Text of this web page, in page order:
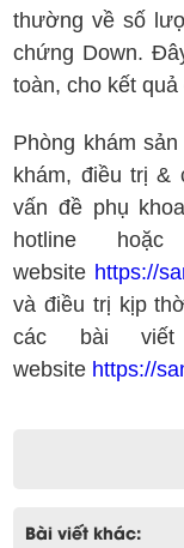
thường về số
chứng Down.
toàn, cho kết
Phòng khám
khám, điều trị &
vấn đề phụ
hotline
website https://
và điều trị kịp
các bài
website https://
Bài viết khác: